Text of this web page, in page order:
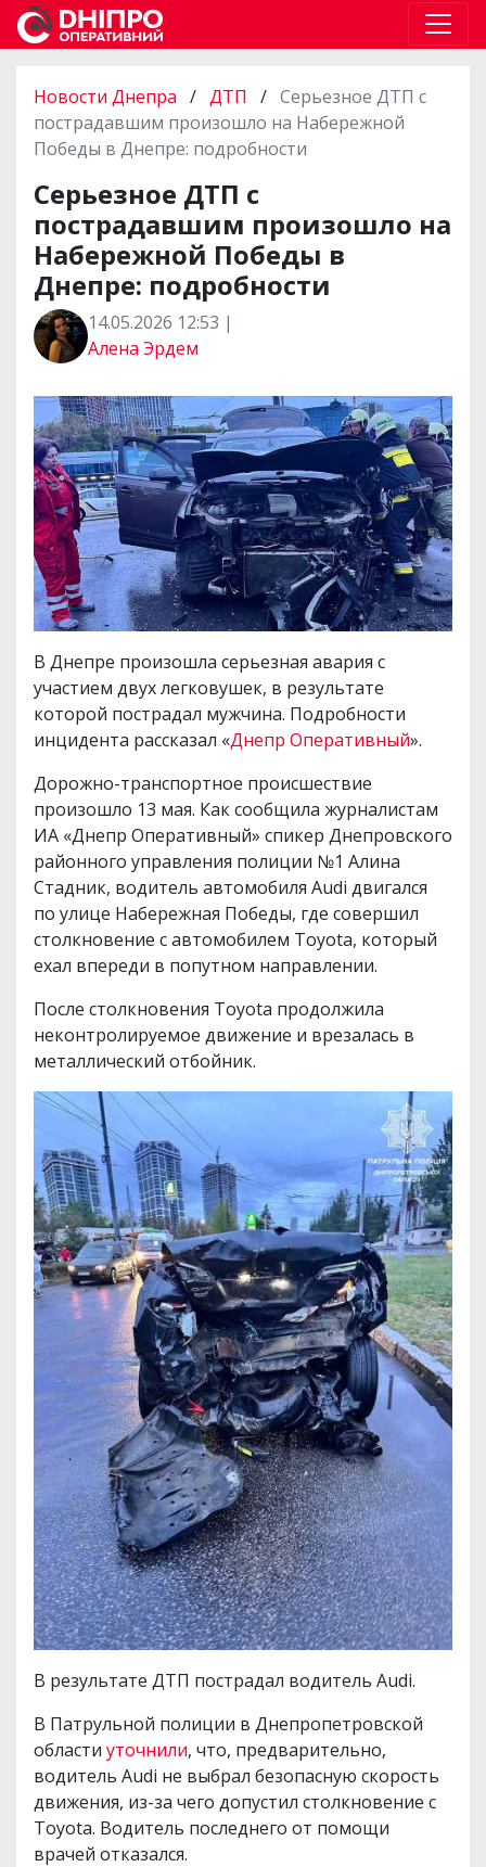
Новости Днепра / ДТП / Серьезное ДТП с
пострадавшим произошло на Набережной
Победы в Днепре: подробности
Серьезное ДТП с
пострадавшим произошло на
Набережной Победы в
Днепре: подробности
14.05.2026 12:53 |
Алена Эрдем
В Днепре произошла серьезная авария с
участием двух легковушек, в результате
которой пострадал мужчина. Подробности
инцидента рассказал «Днепр Оперативный».
Дорожно-транспортное происшествие
произошло 13 мая. Как сообщила журналистам
ИА «Днепр Оперативный» спикер Днепровского
районного управления полиции №1 Алина
Стадник, водитель автомобиля Audi двигался
по улице Набережная Победы, где совершил
столкновение с автомобилем Toyota, который
ехал впереди в попутном направлении.
После столкновения Toyota продолжила
неконтролируемое движение и врезалась в
металлический отбойник.
В результате ДТП пострадал водитель Audi.
В Патрульной полиции в Днепропетровской
области уточнили, что, предварительно,
водитель Audi не выбрал безопасную скорость
движения, из-за чего допустил столкновение с
Toyota. Водитель последнего от помощи
врачей отказался.